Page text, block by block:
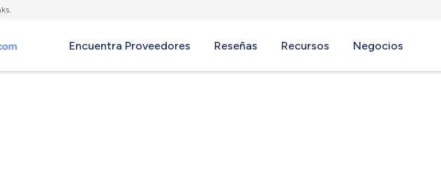
Encuentra Proveedores Reseñas Recursos Negocios